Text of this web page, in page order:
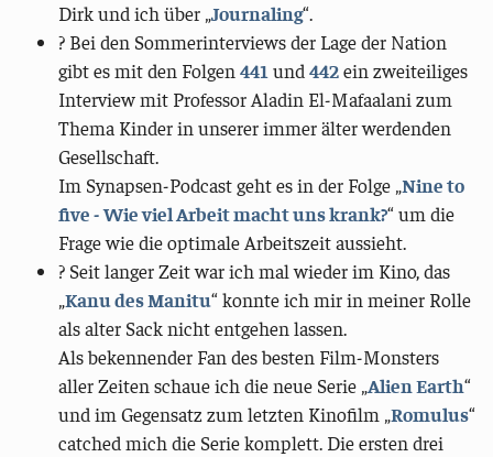
Dirk und ich über „Journaling“.
? Bei den Sommerinterviews der Lage der Nation
gibt es mit den Folgen441 und442ein zweiteiliges
Interview mit Professor Aladin El-Mafaalani zum
Thema Kinder in unserer immer älter werdenden
Gesellschaft.
Im Synapsen-Podcast geht es in der Folge „Nine to
five - Wie viel Arbeit macht uns krank?“ um die
Frage wie die optimale Arbeitszeit aussieht.
? Seit langer Zeit war ich mal wieder im Kino, das
„Kanu des Manitu“ konnte ich mir in meiner Rolle
als alter Sack nicht entgehen lassen.
Als bekennender Fan des besten Film-Monsters
aller Zeiten schaue ich die neue Serie „Alien Earth“
und im Gegensatz zum letzten Kinofilm „Romulus“
catched mich die Serie komplett. Die ersten drei